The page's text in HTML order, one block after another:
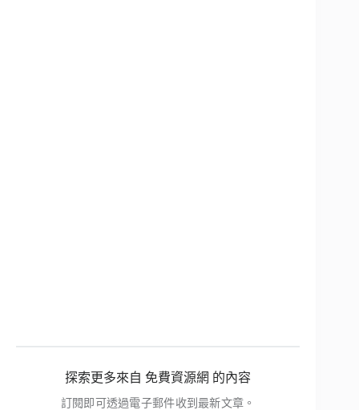
探索更多來自 免費資源網 的內容
訂閱即可透過電子郵件收到最新文章。